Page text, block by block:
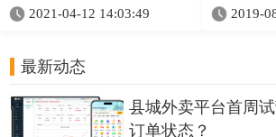
2021-04-12 14:03:49 2019-
最新动态
县城外卖平台首周
订单状态？